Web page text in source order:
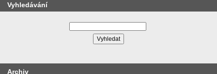
Vyhledávání
Archiv